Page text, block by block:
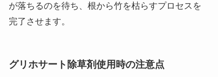
が落ちるのを待ち、根から竹を枯らすプロセスを
完了させます。
グリホサート除草剤使用時の注意点